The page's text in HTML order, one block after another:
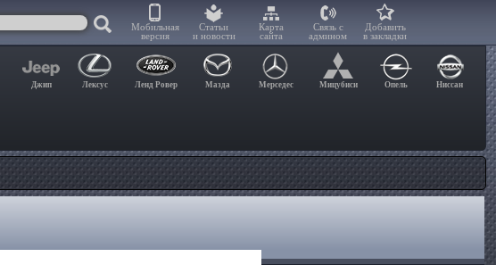
Мобильная
версия
Статьи
и новости
Карта
сайта
Связь с
админом
Добавить
в закладки
Джип Лексус Ленд Ровер Мазда Мерседес Мицубиси Опель Ниссан